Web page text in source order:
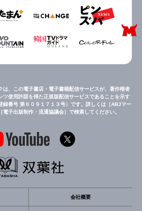
は、この電子書店・電子書籍配信サービスが、著作権者
ツ使用許諾を得た正規版配信サービスであることを示す
録番号 第６０９１７１３号）です。詳しくは［ABJマー
電子出版制作・流通協議会］で検索してください。
会社概要